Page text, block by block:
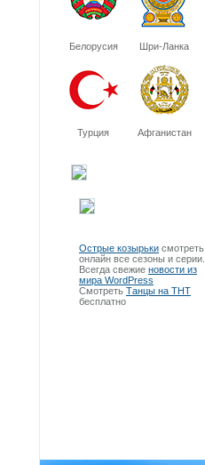
Белорусия Шри-Ланка
Турция Афганистан
Острые козырьки смотреть
онлайн все сезоны и серии.
Всегда свежие новости из
мира WordPress
Смотреть Танцы на ТНТ
бесплатно